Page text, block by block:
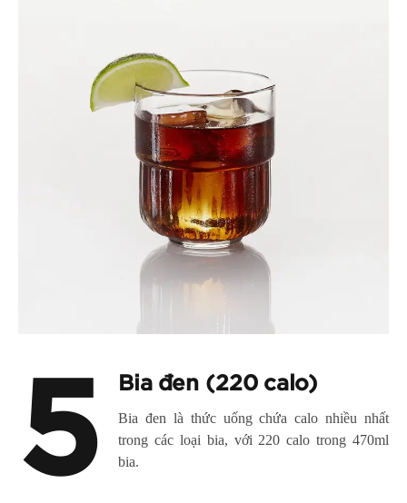
5 Bia đen (220 calo)
Bia đen là thức uống chứa calo nhiều nhất
trong các loại bia, với 220 calo trong 470ml
bia.